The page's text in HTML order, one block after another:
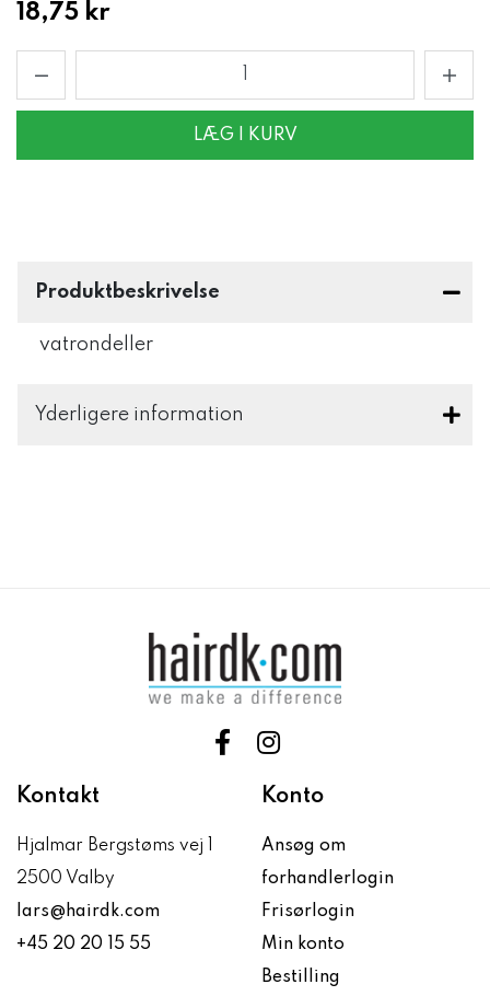
18,75 kr
LÆG I KURV
Produktbeskrivelse
vatrondeller
Yderligere information
Kontakt
Hjalmar Bergstøms vej 1
2500 Valby
lars@hairdk.com
+45 20 20 15 55
Konto
Ansøg om
forhandlerlogin
Frisørlogin
Min konto
Bestilling